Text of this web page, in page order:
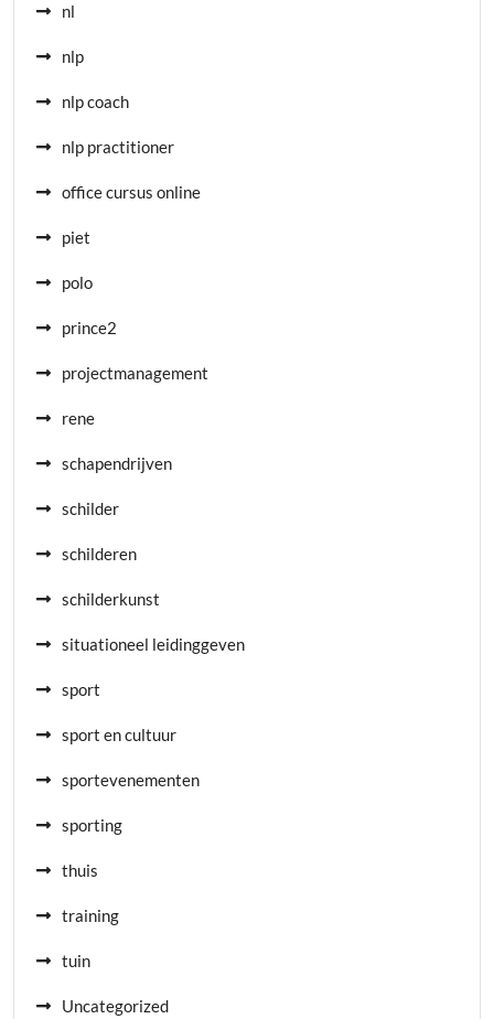
nl
nlp
nlp coach
nlp practitioner
office cursus online
piet
polo
prince2
projectmanagement
rene
schapendrijven
schilder
schilderen
schilderkunst
situationeel leidinggeven
sport
sport en cultuur
sportevenementen
sporting
thuis
training
tuin
Uncategorized